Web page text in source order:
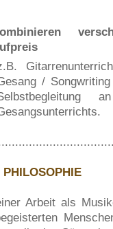
/
PHILOSOPHIE
Arbeit als